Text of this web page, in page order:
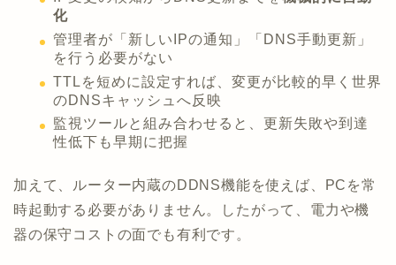
化
管理者が「新しいIPの通知」「DNS手動更新」
を行う必要がない
TTLを短めに設定すれば、変更が比較的早く世界
のDNSキャッシュへ反映
監視ツールと組み合わせると、更新失敗や到達
性低下も早期に把握
加えて、ルーター内蔵のDDNS機能を使えば、PCを常
時起動する必要がありません。したがって、電力や機
器の保守コストの面でも有利です。